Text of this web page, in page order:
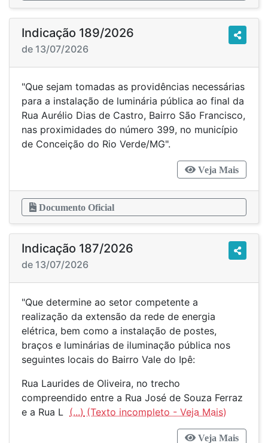
Indicação 189/2026
de 13/07/2026
"Que sejam tomadas as providências necessárias
para a instalação de luminária pública ao final da
Rua Aurélio Dias de Castro, Bairro São Francisco,
nas proximidades do número 399, no município
de Conceição do Rio Verde/MG".
Veja Mais
Documento Oficial
Indicação 187/2026
de 13/07/2026
"Que determine ao setor competente a
realização da extensão da rede de energia
elétrica, bem como a instalação de postes,
braços e luminárias de iluminação pública nos
seguintes locais do Bairro Vale do Ipê:
Rua Laurides de Oliveira, no trecho
compreendido entre a Rua José de Souza Ferraz
e a Rua L (...)
Veja Mais